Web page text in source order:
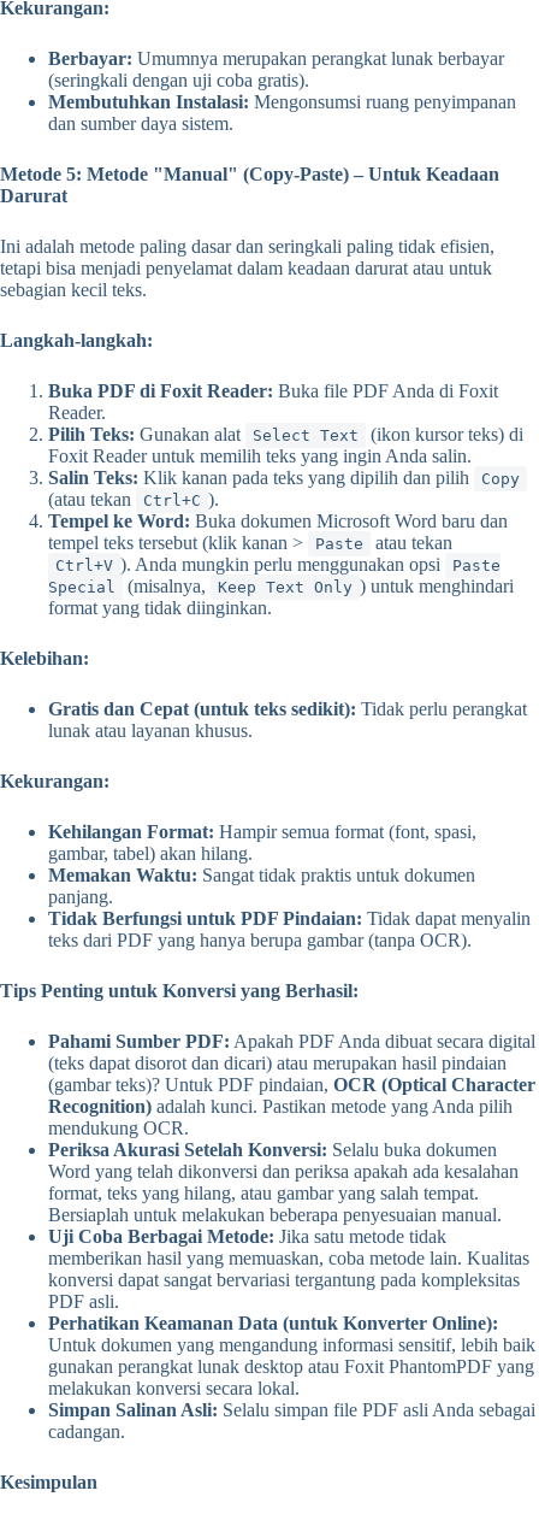
Kekurangan:
Berbayar: Umumnya merupakan perangkat lunak berbayar
(seringkali dengan uji coba gratis).
Membutuhkan Instalasi: Mengonsumsi ruang penyimpanan
dan sumber daya sistem.
Metode 5: Metode "Manual" (Copy-Paste) – Untuk Keadaan
Darurat
Ini adalah metode paling dasar dan seringkali paling tidak efisien,
tetapi bisa menjadi penyelamat dalam keadaan darurat atau untuk
sebagian kecil teks.
Langkah-langkah:
Buka PDF di Foxit Reader: Buka file PDF Anda di Foxit
Reader.
Pilih Teks: Gunakan alat Select Text
(ikon kursor teks) di
Foxit Reader untuk memilih teks yang ingin Anda salin.
Salin Teks: Klik kanan pada teks yang dipilih dan pilih Copy
(atau tekan Ctrl+C ).
Tempel ke Word: Buka dokumen Microsoft Word baru dan
tempel teks tersebut (klik kanan >
Paste atau tekan
Ctrl+V ). Anda mungkin perlu menggunakan opsi
Paste
Special
(misalnya, Keep Text Only ) untuk menghindari
format yang tidak diinginkan.
Kelebihan:
Gratis dan Cepat (untuk teks sedikit): Tidak perlu perangkat
lunak atau layanan khusus.
Kekurangan:
Kehilangan Format: Hampir semua format (font, spasi,
gambar, tabel) akan hilang.
Memakan Waktu: Sangat tidak praktis untuk dokumen
panjang.
Tidak Berfungsi untuk PDF Pindaian: Tidak dapat menyalin
teks dari PDF yang hanya berupa gambar (tanpa OCR).
Tips Penting untuk Konversi yang Berhasil:
Pahami Sumber PDF: Apakah PDF Anda dibuat secara digital
(teks dapat disorot dan dicari) atau merupakan hasil pindaian
(gambar teks)? Untuk PDF pindaian, OCR (Optical Character
Recognition) adalah kunci. Pastikan metode yang Anda pilih
mendukung OCR.
Periksa Akurasi Setelah Konversi: Selalu buka dokumen
Word yang telah dikonversi dan periksa apakah ada kesalahan
format, teks yang hilang, atau gambar yang salah tempat.
Bersiaplah untuk melakukan beberapa penyesuaian manual.
Uji Coba Berbagai Metode: Jika satu metode tidak
memberikan hasil yang memuaskan, coba metode lain. Kualitas
konversi dapat sangat bervariasi tergantung pada kompleksitas
PDF asli.
Perhatikan Keamanan Data (untuk Konverter Online):
Untuk dokumen yang mengandung informasi sensitif, lebih baik
gunakan perangkat lunak desktop atau Foxit PhantomPDF yang
melakukan konversi secara lokal.
Simpan Salinan Asli: Selalu simpan file PDF asli Anda sebagai
cadangan.
Kesimpulan